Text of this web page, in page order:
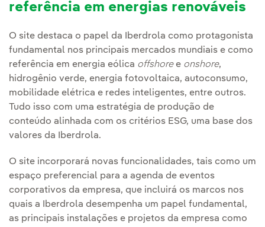
referência em energias renováveis
O site destaca o papel da Iberdrola como protagonista
fundamental nos principais mercados mundiais e como
referência em energia eólica offshoree onshore,
hidrogênio verde, energia fotovoltaica, autoconsumo,
mobilidade elétrica e redes inteligentes, entre outros.
Tudo isso com uma estratégia de produção de
conteúdo alinhada com os critérios ESG, uma base dos
valores da Iberdrola.
O site incorporará novas funcionalidades, tais como um
espaço preferencial para a agenda de eventos
corporativos da empresa, que incluirá os marcos nos
quais a Iberdrola desempenha um papel fundamental,
as principais instalações e projetos da empresa como